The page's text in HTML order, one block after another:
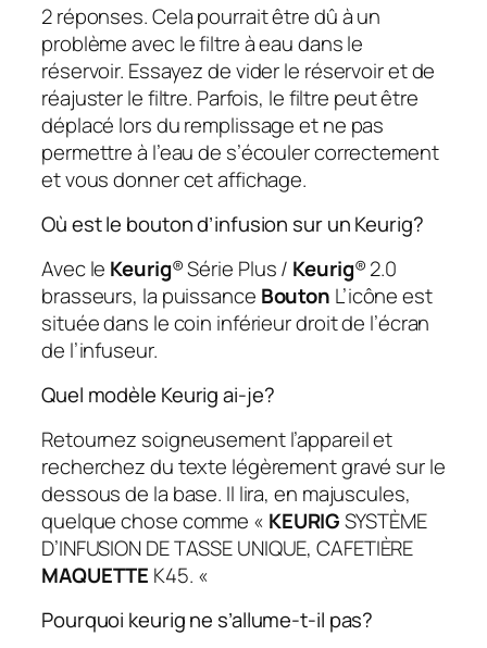
2 réponses. Cela pourrait être dû à un
problème avec le filtre à eau dans le
réservoir. Essayez de vider le réservoir et de
réajuster le filtre. Parfois, le filtre peut être
déplacé lors du remplissage et ne pas
permettre à l’eau de s’écouler correctement
et vous donner cet affichage.
Où est le bouton d’infusion sur un Keurig?
Avec le Keurig® Série Plus / Keurig® 2.0
brasseurs, la puissance Bouton L’icône est
située dans le coin inférieur droit de l’écran
de l’infuseur.
Quel modèle Keurig ai-je?
Retournez soigneusement l’appareil et
recherchez du texte légèrement gravé sur le
dessous de la base. Il lira, en majuscules,
quelque chose comme « KEURIGSYSTÈME
D’INFUSION DE TASSE UNIQUE, CAFETIÈRE
MAQUETTE K45. «
Pourquoi keurig ne s’allume-t-il pas?